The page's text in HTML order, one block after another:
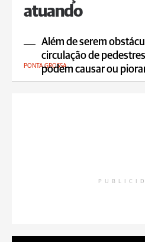
atuando
Além de serem
circulação de
podem causar ou
PONTA GROSSA